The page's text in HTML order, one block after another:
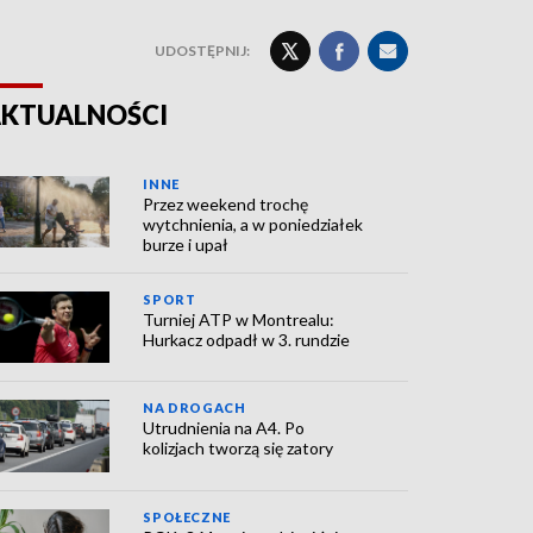
UDOSTĘPNIJ:
INNE
Przez weekend trochę
wytchnienia, a w poniedziałek
burze i upał
SPORT
Turniej ATP w Montrealu:
Hurkacz odpadł w 3. rundzie
NA DROGACH
Utrudnienia na A4. Po
kolizjach tworzą się zatory
SPOŁECZNE